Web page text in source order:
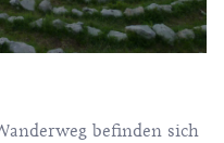
befinden sich